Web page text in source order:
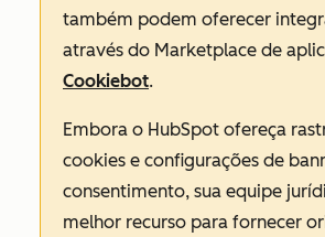
também podem oferecer
através do Marketplace de
Cookiebot.
Embora o HubSpot ofereça
cookies e configurações de
consentimento, sua equipe
melhor recurso para fornecer